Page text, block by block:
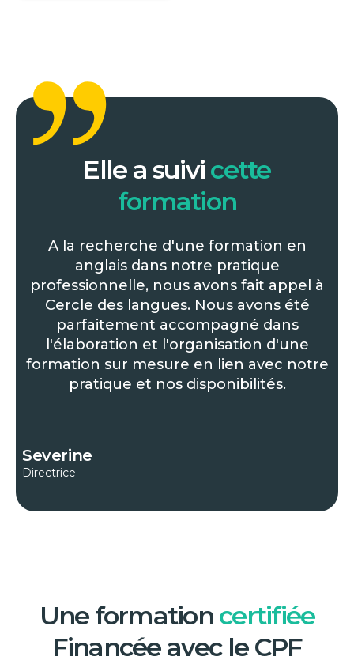
Elle a suivi cette
formation
A la recherche d'une formation en
anglais dans notre pratique
professionnelle, nous avons fait appel à
Cercle des langues. Nous avons été
parfaitement accompagné dans
l'élaboration et l'organisation d'une
formation sur mesure en lien avec notre
pratique et nos disponibilités.
Severine
Directrice
Une formation certifiée
Financée avec le CPF